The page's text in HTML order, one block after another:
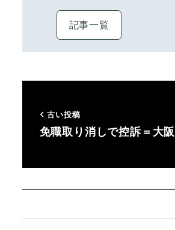
記事一覧
古い投稿
免職取り消しで控訴＝大